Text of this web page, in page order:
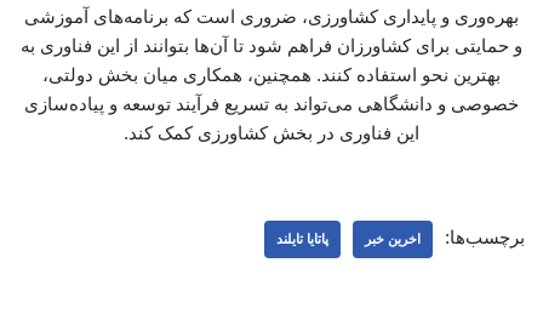
بهره‌وری و پایداری کشاورزی، ضروری است که برنامه‌های آموزشی
و حمایتی برای کشاورزان فراهم شود تا آن‌ها بتوانند از این فناوری به
بهترین نحو استفاده کنند. همچنین، همکاری میان بخش دولتی،
خصوصی و دانشگاهی می‌تواند به تسریع فرآیند توسعه و پیاده‌سازی
این فناوری در بخش کشاورزی کمک کند.
برچسب‌ها: اخرین خبر پاتایا تایلند